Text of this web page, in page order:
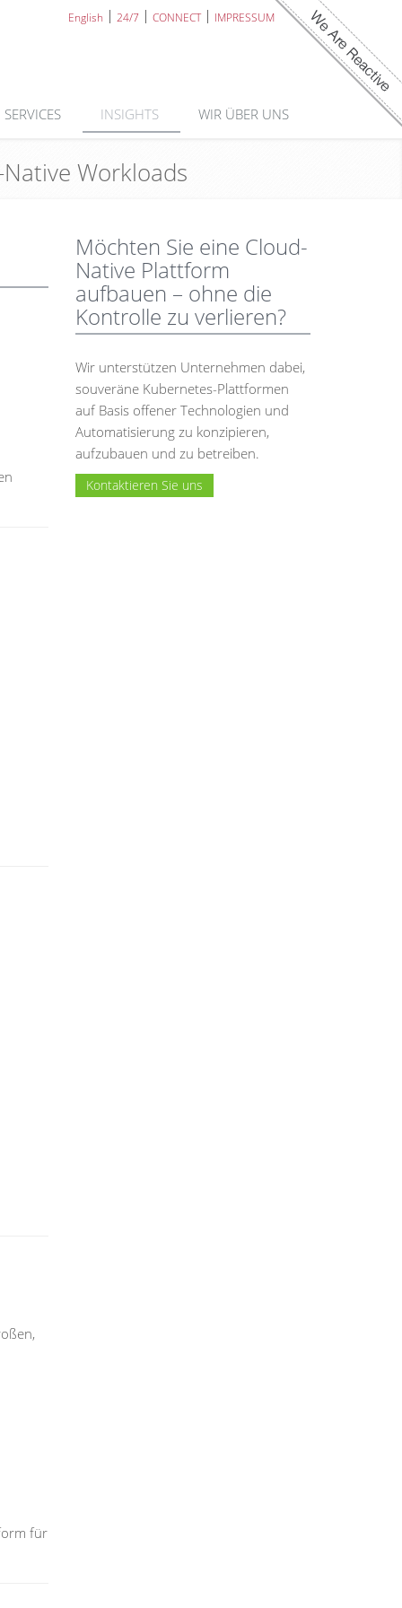
English 24/7 CONNECT IMPRESSUM
SERVICES INSIGHTS WIR ÜBER UNS
Workloads
für
Möchten Sie eine Cloud-
Native Plattform
aufbauen – ohne die
Kontrolle zu verlieren?
Wir unterstützen Unternehmen dabei,
souveräne Kubernetes-Plattformen
auf Basis offener Technologien und
Automatisierung zu konzipieren,
aufzubauen und zu betreiben.
Kontaktieren Sie uns